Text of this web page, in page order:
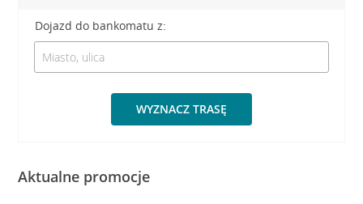
Dojazd do bankomatu z:
WYZNACZ TRASĘ
Aktualne promocje